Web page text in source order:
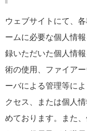
ウェブサイトにて、
ームに必要な個人情
録いただいた個人情
術の使用、ファイア
ーバによる管理等に
クセス、または個人
めております。また